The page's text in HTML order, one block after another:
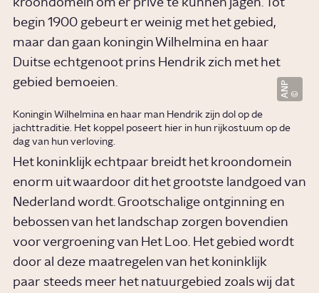
kroondomein om er privé te kunnen jagen. Tot
begin 1900 gebeurt er weinig met het gebied,
maar dan gaan koningin Wilhelmina en haar
Duitse echtgenoot prins Hendrik zich met het
gebied bemoeien.
ANP
Koningin Wilhelmina en haar man Hendrik zijn dol op de
jachttraditie. Het koppel poseert hier in hun rijkostuum op de
dag van hun verloving.
Het koninklijk echtpaar breidt het kroondomein
enorm uit waardoor dit het grootste landgoed van
Nederland wordt. Grootschalige ontginning en
bebossen van het landschap zorgen bovendien
voor vergroening van Het Loo. Het gebied wordt
door al deze maatregelen van het koninklijk
paar steeds meer het natuurgebied zoals wij dat